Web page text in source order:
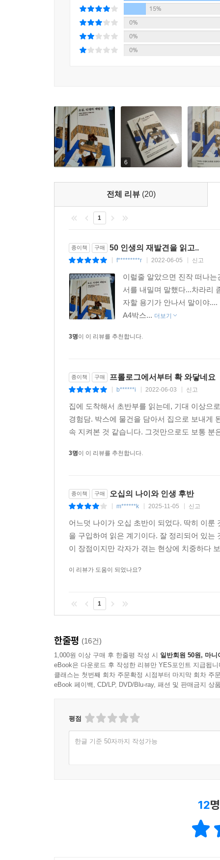
15%
0%
0%
0%
6
전체 리뷰 (20)
1
종이책 구매 50 인생의 재발견을 읽고..
f*********r 2022-06-05 신고
이럴줄 알았으면 진작 떠나
서를 내밀며 말했다...차라리
자할 용기가 안나서 말이야
A4박스... 더보기
3명이 이 리뷰를 추천합니다.
종이책 구매 프롤로그에서부터 확 와닿네요
b******i 2022-06-03 신고
집에 도착해서 초반부를 읽는데, 기대 이상으
경험담. 박스에 물건을 담아서 집으로 보내게
속 지켜본 것 같습니다. 그것만으로도 보통
3명이 이 리뷰를 추천합니다.
종이책 구매 오십의 나이와 인생 후반
m******k 2025-11-05 신고
어느덧 나이가 오십 초반이 되었다. 딱히 이
을 구입하여 읽은 계기이다. 잘 정리되어 있
이 장점이지만 각자가 겪는 현상에 치중하다
이 리뷰가 도움이 되었나요?
1
한줄평 (16건)
1,000원 이상 구매 후 한줄평 작성 시 일반회원 50원, 마니
eBook은 다운로드 후 작성한 리뷰만 YES포인트 지급됩니
클래스는 첫번째 회차 주문확정 시점부터 마지막 회차 주
eBook 페이백, CD/LP, DVD/Blu-ray, 패션 및 판매금지 상
평점
한글 기준 50자까지 작성가능
12